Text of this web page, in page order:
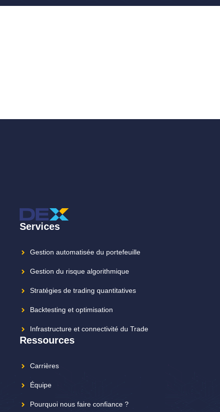
Services
Gestion automatisée du portefeuille
Gestion du risque algorithmique
Stratégies de trading quantitatives
Backtesting et optimisation
Infrastructure et connectivité du Trade
Ressources
Carrières
Équipe
Pourquoi nous faire confiance ?